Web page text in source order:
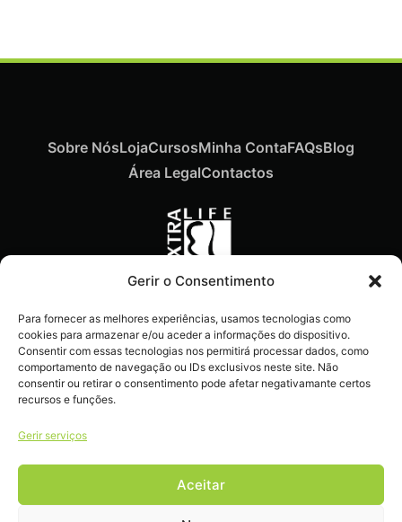
Gerir o Consentimento
Para fornecer as melhores experiências, usamos tecnologias como
cookies para armazenar e/ou aceder a informações do dispositivo.
Consentir com essas tecnologias nos permitirá processar dados, como
comportamento de navegação ou IDs exclusivos neste site. Não
consentir ou retirar o consentimento pode afetar negativamante certos
recursos e funções.
Gerir serviços
Aceitar
novidades e dicas
imperdíveis diretamente no
teu e-mail.
Sobre NósLojaCursosMinha ContaFAQsBlog
Área LegalContactos
Livro de reclamações